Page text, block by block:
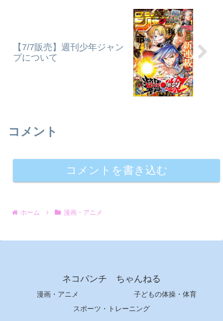
【7/7販売】週刊少年ジャン
プについて
コメント
コメントを書き込む
ホーム 漫画・アニメ
ネコパンチ ちゃんねる
漫画・アニメ
子どもの体操・体育
スポーツ・トレーニング